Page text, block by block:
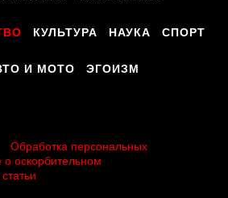
КУЛЬТУРА НАУКА СПОРТ
И МОТО ЭГОИЗМ
Обработка персональных
оскорбительном